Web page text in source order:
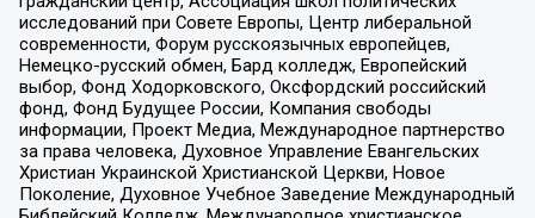
исследований при Совете Европы, Центр либеральной
современности, Форум русскоязычных европейцев,
Немецко-русский обмен, Бард колледж, Европейский
выбор, Фонд Ходорковского, Оксфордский российский
фонд, Фонд Будущее России, Компания свободы
информации, Проект Медиа, Международное партнерство
за права человека, Духовное Управление Евангельских
Христиан Украинской Христианской Церкви, Новое
Поколение, Духовное Учебное Заведение Международный